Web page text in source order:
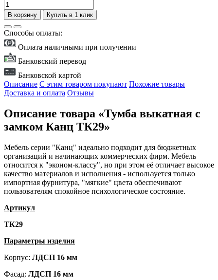
В корзину Купить в 1 клик
Способы оплаты:
Оплата наличными при получении
Банковский перевод
Банковской картой
Описание С этим товаром покупают Похожие товары
Доставка и оплата Отзывы
Описание товара «Тумба выкатная с
замком Канц ТК29»
Мебель серии "Канц" идеально подходит для бюджетных
организаций и начинающих коммерческих фирм. Мебель
относится к "эконом-классу", но при этом её отличает высокое
качество материалов и исполнения - используется только
импортная фурнитура, "мягкие" цвета обеспечивают
пользователям спокойное психологическое состояние.
Артикул
ТК29
Параметры изделия
Корпус: ЛДСП 16 мм
Фасад: ЛДСП 16 мм